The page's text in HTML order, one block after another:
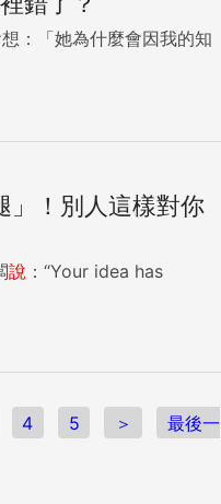
：「她為什麼會因我的知
」！別人這樣對你
說 ：“Your idea has
4 5 ＞
最後一